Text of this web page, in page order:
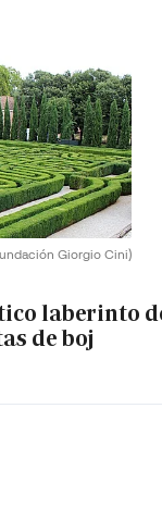
Giorgio Cini)
laberinto
de boj